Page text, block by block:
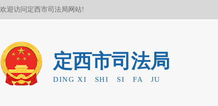
欢迎访问定西市司法局网站!
定西市司法局
DING XI SHI SI FA JU